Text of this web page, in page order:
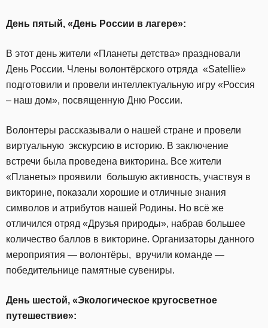
День пятый, «День России в лагере»:
В этот день жители «Планеты детства» праздновали
День России. Члены волонтёрского отряда «Satellie»
подготовили и провели интеллектуальную игру «Россия
– наш дом», посвященную Дню России.
Волонтеры рассказывали о нашей стране и провели
виртуальную экскурсию в историю. В заключение
встречи была проведена викторина. Все жители
«Планеты» проявили большую активность, участвуя в
викторине, показали хорошие и отличные знания
символов и атрибутов нашей Родины. Но всё же
отличился отряд «Друзья природы», набрав большее
количество баллов в викторине. Организаторы данного
мероприятия — волонтёры, вручили команде —
победительнице памятные сувениры.
День шестой, «Экологическое кругосветное
путешествие»: